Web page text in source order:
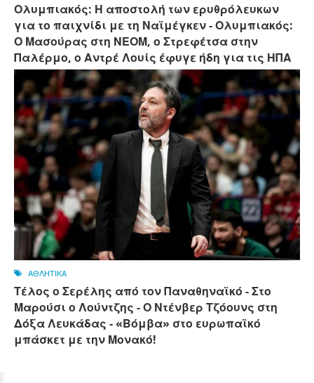
Ολυμπιακός: Η αποστολή των ερυθρόλευκων
για το παιχνίδι με τη Ναϊμέγκεν - Ολυμπιακός:
Ο Μασούρας στη ΝΕΟΜ, ο Στρεφέτσα στην
Παλέρμο, ο Αντρέ Λουίς έφυγε ήδη για τις ΗΠΑ
ΑΘΛΗΤΙΚΑ
Τέλος ο Σερέλης από τον Παναθηναϊκό - Στο
Μαρούσι ο Λούντζης - Ο Ντένβερ Τζόουνς στη
Δόξα Λευκάδας - «Βόμβα» στο ευρωπαϊκό
μπάσκετ με την Μονακό!